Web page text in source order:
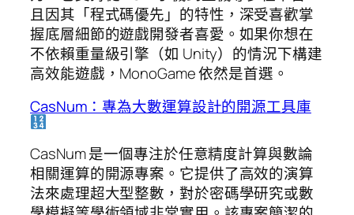
且因其「程式碼優先」的特性，深受喜歡掌
握底層細節的遊戲開發者喜愛。如果你想在
不依賴重量級引擎（如 Unity）的情況下構建
高效能遊戲，MonoGame 依然是首選。
CasNum：專為大數運算設計的開源工具庫
CasNum 是一個專注於任意精度計算與數論
相關運算的開源專案。它提供了高效的演算
法來處理超大型整數，對於密碼學研究或數